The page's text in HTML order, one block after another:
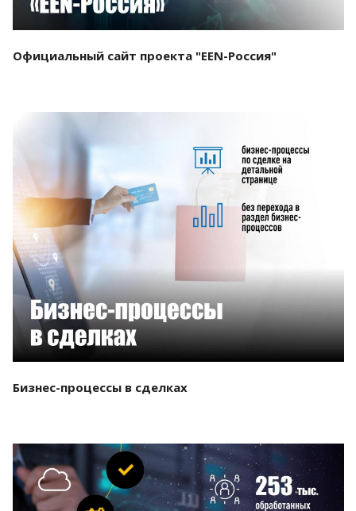
Официальный сайт проекта "EEN-Россия"
Бизнес-процессы в сделках